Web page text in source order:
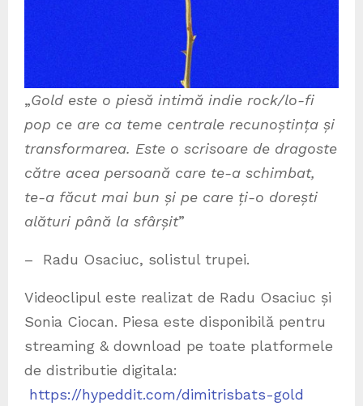
„Gold este o piesă intimă indie rock/lo-fi
pop ce are ca teme centrale recunoștința și
transformarea. Este o scrisoare de dragoste
către acea persoană care te-a schimbat,
te-a făcut mai bun și pe care ți-o dorești
alături până la sfârșit”
– Radu Osaciuc, solistul trupei.
Videoclipul este realizat de Radu Osaciuc și
Sonia Ciocan. Piesa este disponibilă pentru
streaming & download pe toate platformele
de distributie digitala:
https://hypeddit.com/dimitrisbats-gold